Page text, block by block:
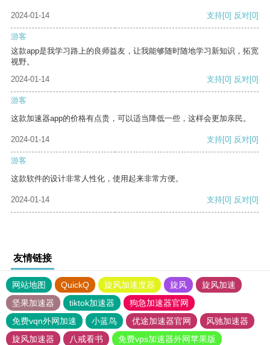
2024-01-14 支持[0] 反对[0]
游客
这款app是我学习路上的良师益友，让我能够随时随地学习新知识，拓宽
视野。
2024-01-14
支持[0] 反对[0]
游客
这款加速器app的价格有点贵，可以适当降低一些，这样会更加亲民。
2024-01-14 支持[0] 反对[0]
游客
这款软件的设计非常人性化，使用起来非常方便。
2024-01-14 支持[0] 反对[0]
友情链接
网站地图 QuickQ 旋风加速度器 旋风
旋风加速
坚果加速器
tiktok加速器
狗急加速器官网
免费vqn外网加速
小蓝鸟 优途加速器官网
风驰加速器
旋风加速器
八戒看书
免费vps加速器外网苹果版